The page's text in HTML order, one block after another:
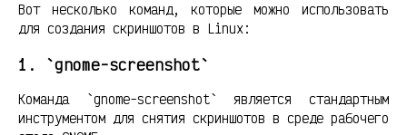
Вот несколько команд, которые можно использовать
для создания скриншотов в Linux:
1. `gnome-screenshot`
Команда `gnome-screenshot` является стандартным
инструментом для снятия скриншотов в среде рабочего